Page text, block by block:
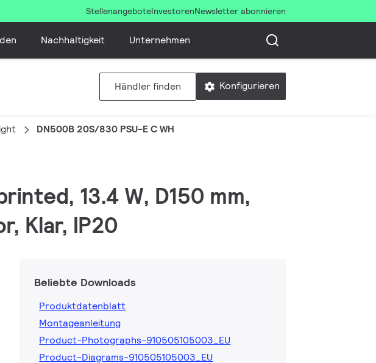
StellenangeboteInvestorenNewsletter abonnieren
Nachhaltigkeit Unternehmen
Händler finden Konfigurieren
DN500B 20S/830 PSU-E C WH
13.4 W, D150 mm,
Klar, IP20
Beliebte Downloads
Produktdatenblatt
Montageanleitung
Product-Photographs-910505105003_EU
Product-Diagrams-910505105003_EU